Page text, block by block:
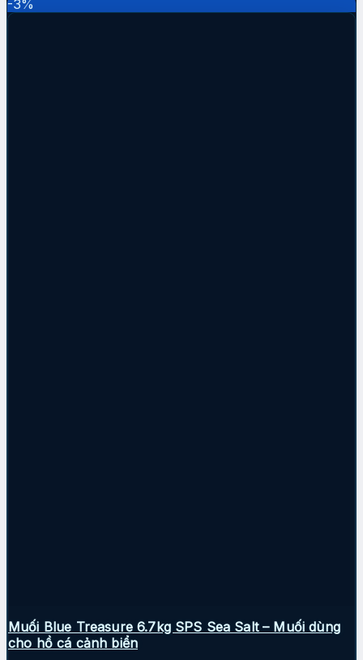
-3%
Muối Blue Treasure 6.7kg SPS Sea Salt – Muối dùng
cho hồ cá cảnh biển